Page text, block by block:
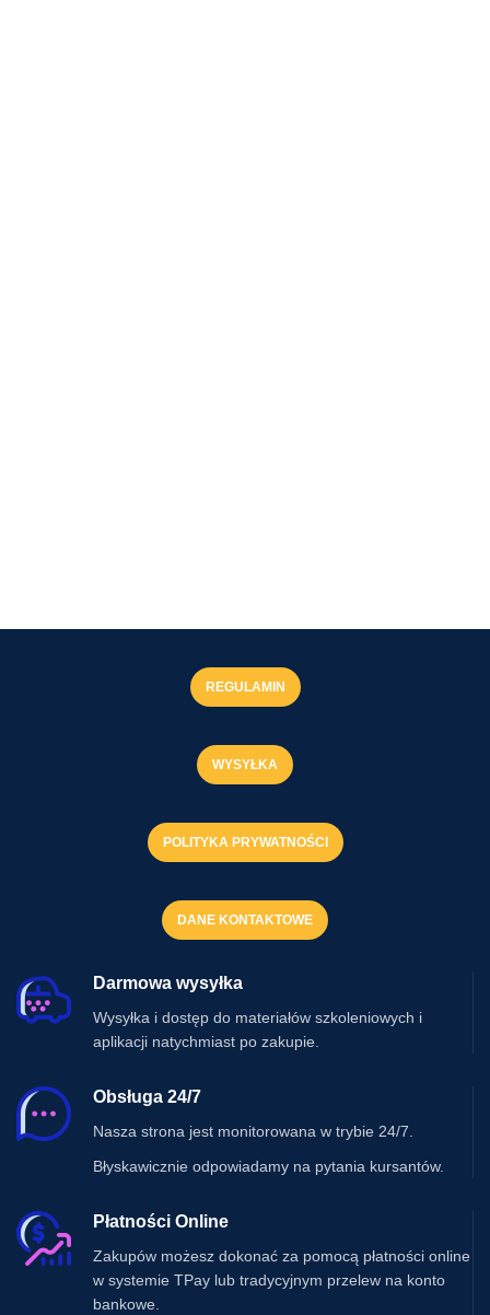
REGULAMIN
WYSYŁKA
POLITYKA PRYWATNOŚCI
DANE KONTAKTOWE
Darmowa wysyłka
Wysyłka i dostęp do materiałów szkoleniowych i
aplikacji natychmiast po zakupie.
Obsługa 24/7
Nasza strona jest monitorowana w trybie 24/7.
Błyskawicznie odpowiadamy na pytania kursantów.
Płatności Online
Zakupów możesz dokonać za pomocą płatności online
w systemie TPay lub tradycyjnym przelew na konto
bankowe.